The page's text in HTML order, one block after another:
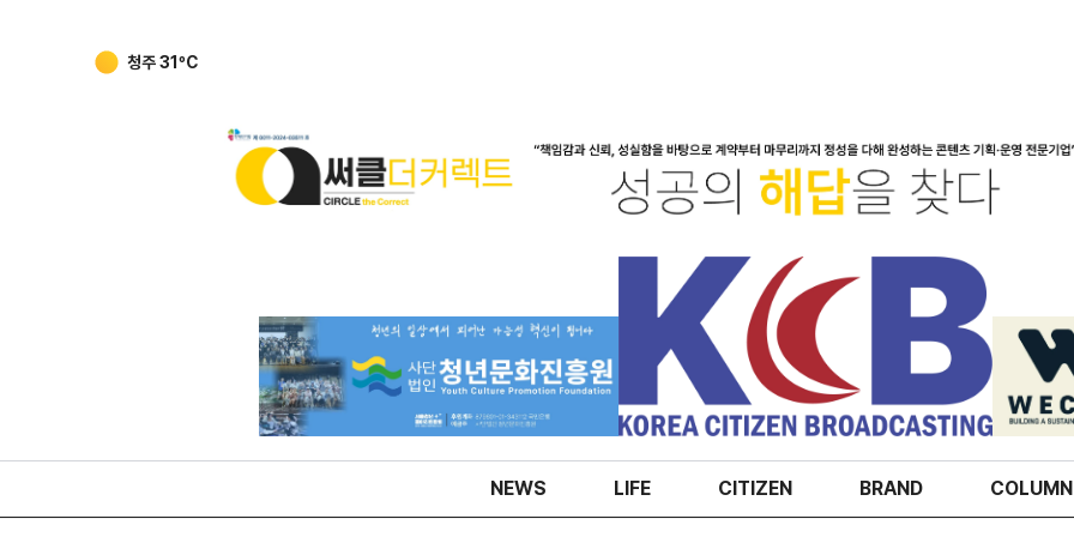
청주31ºC
NEWS LIFE CITIZEN BRAND COLUMN